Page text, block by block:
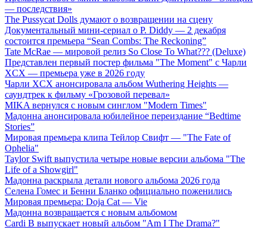
— последствия»
The Pussycat Dolls думают о возвращении на сцену
Документальный мини-сериал о P. Diddy — 2 декабря
состоится премьера “Sean Combs: The Reckoning”
Tate McRae — мировой релиз So Close To What??? (Deluxe)
Представлен первый постер фильма "The Moment" с Чарли
XCX — премьера уже в 2026 году
Чарли XCX анонсировала альбом Wuthering Heights —
саундтрек к фильму «Грозовой перевал»
MIKA вернулся с новым синглом "Modern Times"
Мадонна анонсировала юбилейное переиздание “Bedtime
Stories”
Мировая премьера клипа Тейлор Свифт — "The Fate of
Ophelia"
Taylor Swift выпустила четыре новые версии альбома "The
Life of a Showgirl"
Мадонна раскрыла детали нового альбома 2026 года
Селена Гомес и Бенни Бланко официально поженились
Мировая премьера: Doja Cat — Vie
Мадонна возвращается с новым альбомом
Cardi B выпускает новый альбом "Am I The Drama?"